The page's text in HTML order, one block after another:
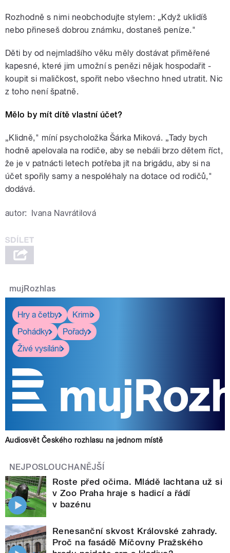
Rozhodně s nimi neobchodujte stylem: „Když uklidíš
nebo přineseš dobrou známku, dostaneš peníze."
Děti by od nejmladšího věku měly dostávat přiměřené
kapesné, které jim umožní s penězi nějak hospodařit -
koupit si maličkost, spořit nebo všechno hned utratit. Nic
z toho není špatně.
Mělo by mít dítě vlastní účet?
„Klidně," míní psycholožka Šárka Miková. „Tady bych
hodně apelovala na rodiče, aby se nebáli brzo dětem říct,
že je v patnácti letech potřeba jít na brigádu, aby si na
účet spořily samy a nespoléhaly na dotace od rodičů,"
dodává.
autor: Ivana Navrátilová
mujRozhlas
Hry a četby
Krimi
Pohádky
Pořady
Živé vysílání
Audiosvět Českého rozhlasu na jednom místě
NEJPOSLOUCHANĚJŠÍ
Roste před očima. Mládě lachtana už si
v Zoo Praha hraje s hadicí a řádí
v bazénu
Renesanční skvost Královské zahrady.
Proč na fasádě Míčovny Pražského